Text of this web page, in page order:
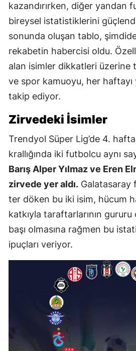
kazandırırken, diğer yandan
bireysel istatistiklerini
sonunda oluşan tablo,
rekabetin habercisi oldu.
alan isimler dikkatleri üzerine
ve spor kamuoyu, her
takip ediyor.
Zirvedeki İsimler
Trendyol Süper Lig’de 4.
krallığında iki futbolcu aynı
Barış Alper Yılmaz ve Eren
zirvede yer aldı. Galatasaray
ter döken bu iki isim, hücum
katkıyla taraftarlarının
başı olmasına rağmen bu
ipuçları veriyor.